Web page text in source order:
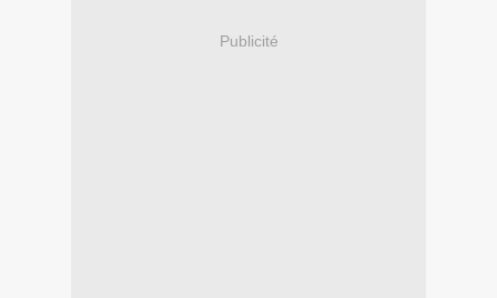
Publicité